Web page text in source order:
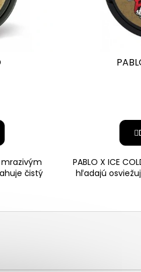
čistý
PABLO X ICE
hľadajú